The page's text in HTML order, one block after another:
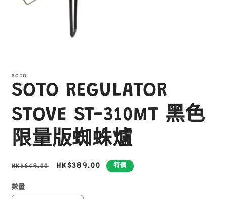
動
視
中
開
啟
多
媒
檔
1
SOTO
SOTO REGULATOR
STOVE ST-310MT 黑色
限量版蜘蛛爐
定
HK$649.00
售
HK$389.00 特價
數量